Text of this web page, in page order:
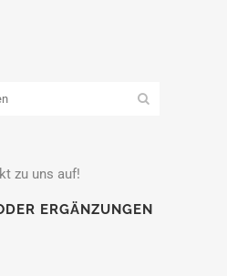
zu uns auf!
ERGÄNZUNGEN